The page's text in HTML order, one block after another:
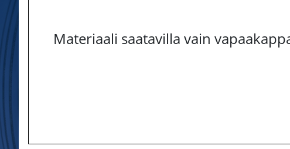
Materiaali saatavilla vain